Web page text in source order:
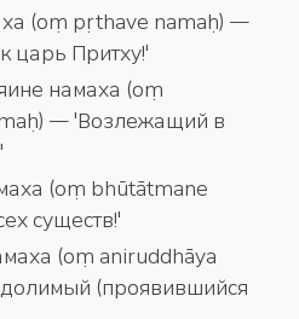
(oṃ pṛthave namaḥ) —
царь Притху!'
намаха (oṃ
— 'Возлежащий в
(oṃ bhūtātmane
существ!'
(oṃ aniruddhāya
(проявившийся